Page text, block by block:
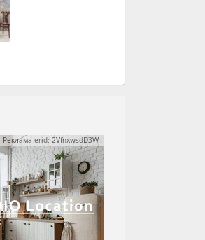
Реклама erid: 2VfnxwsdD3W